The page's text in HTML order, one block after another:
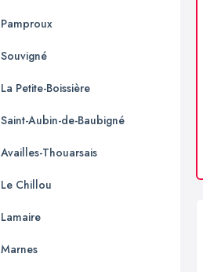
Pamproux
Souvigné
La Petite-Boissière
Saint-Aubin-de-Baubigné
Availles-Thouarsais
Le Chillou
Lamaire
Marnes